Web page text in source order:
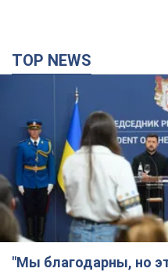
TOP NEWS
"Мы благодарны, но